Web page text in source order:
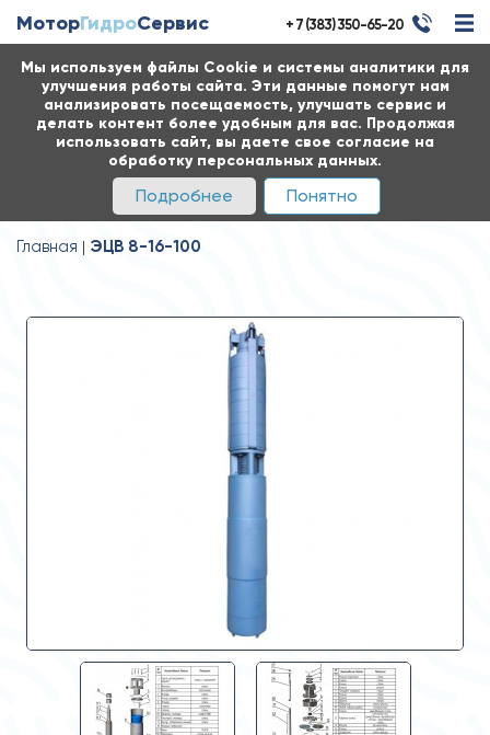
Мы используем файлы Cookie и системы аналитики для
улучшения работы сайта. Эти данные помогут нам
анализировать посещаемость, улучшать сервис и
делать контент более удобным для вас. Продолжая
использовать сайт, вы даете свое согласие на
обработку персональных данных.
Подробнее Понятно
МоторГидроСервис + 7 (383) 350-65-20
Главная ЭЦВ 8-16-100